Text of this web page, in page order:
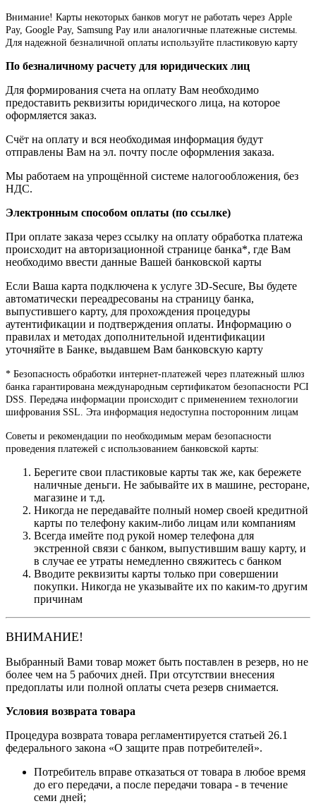
Внимание! Карты некоторых банков могут не работать через Apple
Pay, Google Pay, Samsung Pay или аналогичные платежные системы.
Для надежной безналичной оплаты используйте пластиковую карту
По безналичному расчету для юридических лиц
Для формирования счета на оплату Вам необходимо
предоставить реквизиты юридического лица, на которое
оформляется заказ.
Счёт на оплату и вся необходимая информация будут
отправлены Вам на эл. почту после оформления заказа.
Мы работаем на упрощённой системе налогообложения, без
НДС.
Электронным способом оплаты (по ссылке)
При оплате заказа через ссылку на оплату обработка платежа
происходит на авторизационной странице банка*, где Вам
необходимо ввести данные Вашей банковской карты
Если Ваша карта подключена к услуге 3D-Secure, Вы будете
автоматически переадресованы на страницу банка,
выпустившего карту, для прохождения процедуры
аутентификации и подтверждения оплаты. Информацию о
правилах и методах дополнительной идентификации
уточняйте в Банке, выдавшем Вам банковскую карту
* Безопасность обработки интернет-платежей через платежный шлюз
банка гарантирована международным сертификатом безопасности PCI
DSS. Передача информации происходит с применением технологии
шифрования SSL. Эта информация недоступна посторонним лицам
Советы и рекомендации по необходимым мерам безопасности
проведения платежей с использованием банковской карты:
Берегите свои пластиковые карты так же, как бережете
наличные деньги. Не забывайте их в машине, ресторане,
магазине и т.д.
Никогда не передавайте полный номер своей кредитной
карты по телефону каким-либо лицам или компаниям
Всегда имейте под рукой номер телефона для
экстренной связи с банком, выпустившим вашу карту, и
в случае ее утраты немедленно свяжитесь с банком
Вводите реквизиты карты только при совершении
покупки. Никогда не указывайте их по каким-то другим
причинам
ВНИМАНИЕ!
Выбранный Вами товар может быть поставлен в резерв, но не
более чем на 5 рабочих дней. При отсутствии внесения
предоплаты или полной оплаты счета резерв снимается.
Условия возврата товара
Процедура возврата товара регламентируется статьей 26.1
федерального закона «О защите прав потребителей».
Потребитель вправе отказаться от товара в любое время
до его передачи, а после передачи товара - в течение
семи дней;